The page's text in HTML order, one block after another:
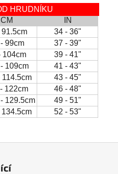
HRUDNÍKU
CM
IN
91.5cm
34 - 36"
99cm
37 - 39"
104cm
39 - 41"
109cm
41 - 43"
114.5cm
43 - 45"
122cm
46 - 48"
129.5cm
49 - 51"
134.5cm 52 - 53"